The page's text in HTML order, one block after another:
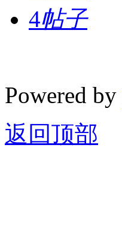
4帖子
Powered by
返回顶部